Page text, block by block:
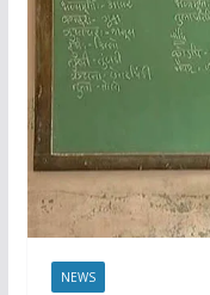
NEWS